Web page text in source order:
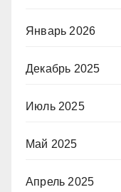
Январь 2026
Декабрь 2025
Июль 2025
Май 2025
Апрель 2025